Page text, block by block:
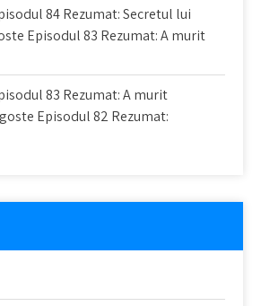
84 Rezumat: Secretul lui
Episodul 83 Rezumat: A murit
83 Rezumat: A murit
Episodul 82 Rezumat: